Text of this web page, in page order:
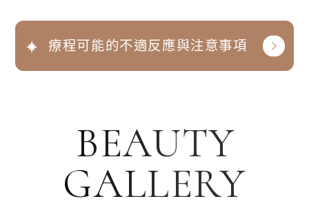
療程可能的不適反應與注意事項
BEAUTY
GALLERY